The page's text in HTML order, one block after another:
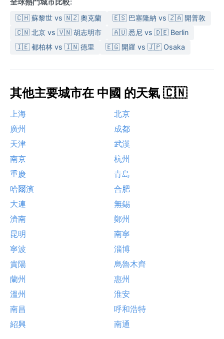
🇨🇭 蘇黎世 vs 🇳🇿 奧克蘭
🇪🇸 巴塞隆納 vs 🇿🇦 開普敦
🇨🇳 北京 vs 🇻🇳 胡志明市
🇦🇺 悉尼 vs 🇩🇪 Berlin
🇮🇪 都柏林 vs 🇮🇳 德里
🇪🇬 開羅 vs 🇯🇵 Osaka
其他主要城市在 中國 的天氣 🇨🇳
上海
北京
廣州
成都
天津
武漢
南京
杭州
重慶
青島
哈爾濱
合肥
大連
無錫
濟南
鄭州
昆明
南寧
寧波
淄博
貴陽
烏魯木齊
蘭州
惠州
溫州
淮安
南昌
呼和浩特
紹興
南通